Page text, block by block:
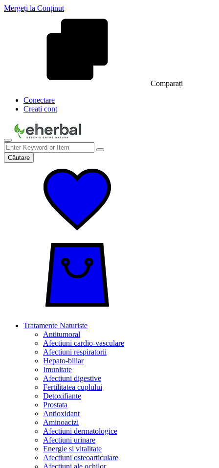
Mergeți la Conținut
Comparați
Conectare
Creati cont
Căutare
Tratamente Naturiste
Antitumoral
Afectiuni cardio-vasculare
Afectiuni respiratorii
Hepato-biliar
Imunitate
Afectiuni digestive
Fertilitatea cuplului
Detoxifiante
Prostata
Antioxidant
Aminoacizi
Afectiuni dermatologice
Afectiuni urinare
Energie si vitalitate
Afectiuni osteoarticulare
Afectiuni ale ochilor